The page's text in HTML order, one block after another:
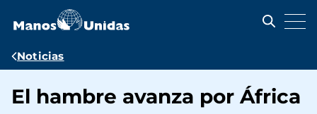
contenido
Ruta
navegación
Noticias
El hambre avanza por África